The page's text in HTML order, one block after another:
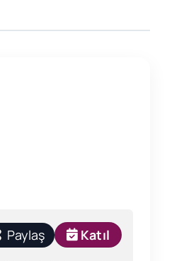
Paylaş Katıl